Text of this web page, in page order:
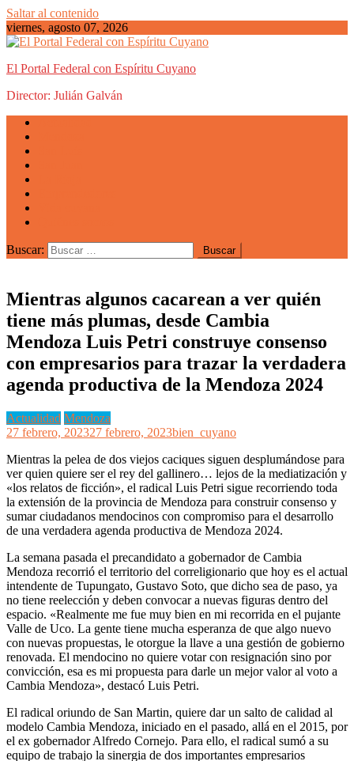
Saltar al contenido
viernes, agosto 07, 2026
El Portal Federal con Espíritu Cuyano
Director: Julián Galván
Buscar:
Mientras algunos cacarean a ver quién
tiene más plumas, desde Cambia
Mendoza Luis Petri construye consenso
con empresarios para trazar la verdadera
agenda productiva de la Mendoza 2024
Actualidad Mendoza
27 febrero, 202327 febrero, 2023bien_cuyano
Mientras la pelea de dos viejos caciques siguen desplumándose para
ver quien quiere ser el rey del gallinero… lejos de la mediatización y
«los relatos de ficción», el radical Luis Petri sigue recorriendo toda
la extensión de la provincia de Mendoza para construir consenso y
sumar ciudadanos mendocinos con compromiso para el desarrollo
de una verdadera agenda productiva de Mendoza 2024.
La semana pasada el precandidato a gobernador de Cambia
Mendoza recorrió el territorio del correligionario que hoy es el actual
intendente de Tupungato, Gustavo Soto, que dicho sea de paso, ya
no tiene reelección y deben convocar a nuevas figuras dentro del
espacio. «Realmente me fue muy bien en mi recorrida en el pujante
Valle de Uco. La gente tiene mucha esperanza de que algo nuevo
con nuevas propuestas, le otorgue la llave a una gestión de gobierno
renovada. El mendocino no quiere votar con resignación sino por
convicción, esa es mi propuesta para darle un mejor valor al voto a
Cambia Mendoza», destacó Luis Petri.
El radical oriundo de San Martin, quiere dar un salto de calidad al
modelo Cambia Mendoza, iniciado en el pasado, allá en el 2015, por
el ex gobernador Alfredo Cornejo. Para ello, el radical sumó a su
equipo de trabajo la sinergia de dos importantes empresarios